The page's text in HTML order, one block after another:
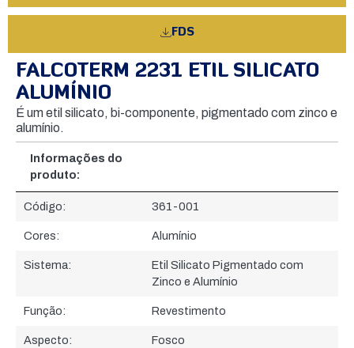
FDS
FALCOTERM 2231 ETIL SILICATO
ALUMÍNIO
É um etil silicato, bi-componente, pigmentado com zinco e
alumínio.
Informações do
produto:
Informações do
produto:
Código: 361-001
Cores: Alumínio
Sistema:
Etil Silicato Pigmentado com
Zinco e Alumínio
Função: Revestimento
Aspecto: Fosco